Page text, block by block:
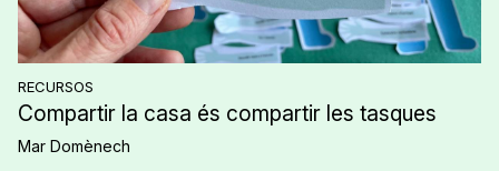
RECURSOS
Compartir la casa és compartir les tasques
Mar Domènech